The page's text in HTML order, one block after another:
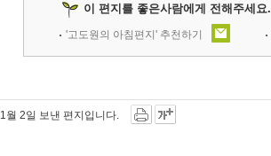
이 편지를 좋은사람에게 전해주세요.
'고도원의 아침편지' 추천하기
월 2일 보낸 편지입니다.